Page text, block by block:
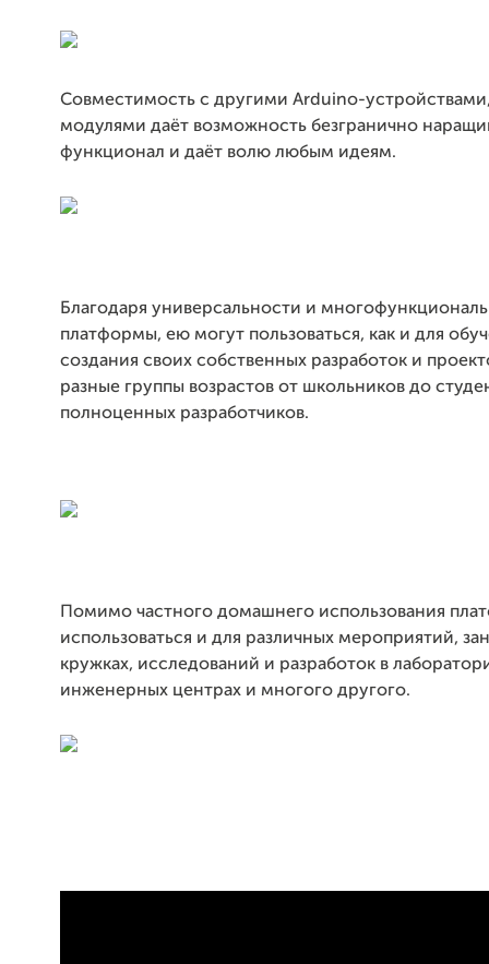
Совместимость с другими Arduino-
модулями даёт возможность безгранично
функционал и даёт волю любым идеям.
Благодаря универсальности и
платформы, ею могут пользоваться, как и для
создания своих собственных разработок и
разные группы возрастов от школьников до
полноценных разработчиков.
Помимо частного домашнего использования
использоваться и для различных мероприятий,
кружках, исследований и разработок в
инженерных центрах и многого другого.